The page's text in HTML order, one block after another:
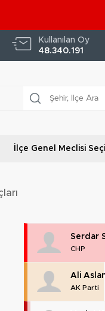
Kullanılan Oy
48.340.191
İlçe Genel Meclisi
Serdar
CHP
Ali
AK Parti